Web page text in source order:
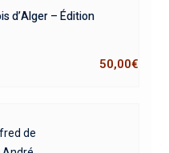
d’Alger – Édition
50,00€
de